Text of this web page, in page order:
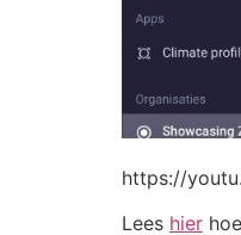
https://
Lees hier